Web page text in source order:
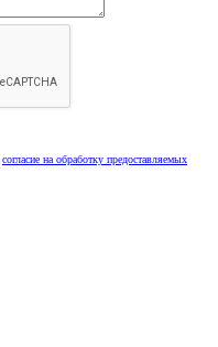
согласие на обработку предоставляемых